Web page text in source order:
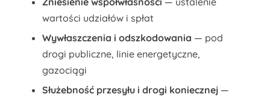
wartości udziałów i spłat
Wywłaszczenia i odszkodowania — pod
drogi publiczne, linie energetyczne,
gazociągi
Służebność przesyłu i drogi koniecznej —